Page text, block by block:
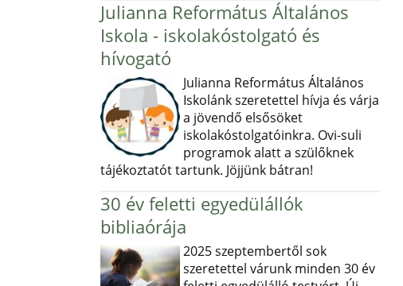
Julianna Református Általános
Iskola - iskolakóstolgató és
hívogató
Julianna Református Általános
Iskolánk szeretettel hívja és várja
a jövendő elsősöket
iskolakóstolgatóinkra. Ovi-suli
programok alatt a szülőknek
tájékoztatót tartunk. Jöjjünk bátran!
30 év feletti egyedülállók
bibliaórája
2025 szeptembertől sok
szeretettel várunk minden 30 év